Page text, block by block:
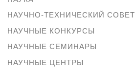
НАУЧНО-ТЕХНИЧЕСКИЙ СОВЕТ
НАУЧНЫЕ КОНКУРСЫ
НАУЧНЫЕ СЕМИНАРЫ
НАУЧНЫЕ ЦЕНТРЫ